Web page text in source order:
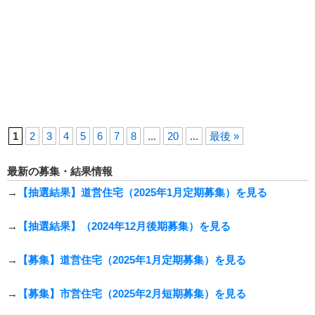
1 2 3 4 5 6 7 8 ... 20 ... 最後 »
最新の募集・結果情報
→
【抽選結果】道営住宅（2025年1月定期募集）を見る
→ 【抽選結果】（2024年12月後期募集）を見る
→ 【募集】道営住宅（2025年1月定期募集）を見る
→ 【募集】市営住宅（2025年2月短期募集）を見る